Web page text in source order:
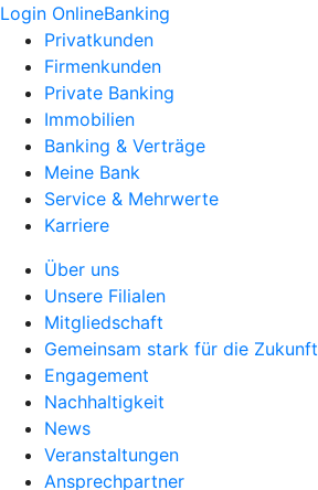
Login OnlineBanking
Privatkunden
Firmenkunden
Private Banking
Immobilien
Banking & Verträge
Meine Bank
Service & Mehrwerte
Karriere
Über uns
Unsere Filialen
Mitgliedschaft
Gemeinsam stark für die Zukunft
Engagement
Nachhaltigkeit
News
Veranstaltungen
Ansprechpartner